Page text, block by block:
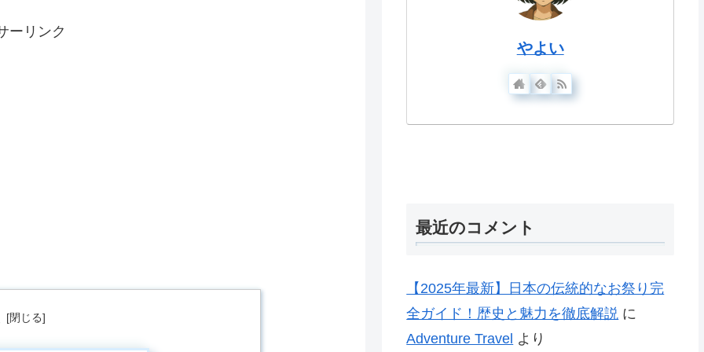
ーリンク
やよい
最近のコメント
【2025年最新】日本の伝統的なお祭り完
全ガイド！歴史と魅力を徹底解説 に
Adventure Travel より